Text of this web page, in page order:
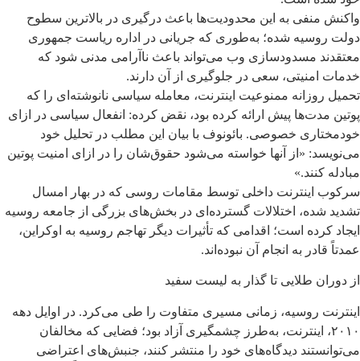
واکنش منفی به این محدودیت‌ها باعث درگیری در بالاترین سطوح
دولت روسیه شده؛ به‌طوری که جریانی در اداره ریاست جمهوری
معتقدند مسدودسازی وب می‌تواند باعث ناآرامی مدنی شود که
خدمات امنیتی، سعی در جلوگیری از آن دارند.
تحمیل روزانه ممنوعیت اینترنت، معامله سیاسی نانوشته‌ای را که
پوتین مدت‌ها پیش ارائه کرده بود، نقض کرده: انفعال سیاسی در ازای
خودمختاری خصوصی. بائونوف با بیان این مطلب در تحلیل خود
می‌نویسد: «از آنها خواسته می‌شود حقوق‌شان را در ازای امنیت پوتین
مبادله کنند.»
سرکوب اینترنت داخلی توسط مقامات روسی که در بهار امسال
تشدید شده، اختلالات گسترده‌ای در بخش‌های بزرگی از جامعه روسیه
ایجاد کرده است؛ اقدامی که تأثیرات دیگر تهاجم روسیه به اوکراین،
عمدتاً قادر به انجام آن نبوده‌اند.
از دوران طلایی تا گذار به لیست سفید
اینترنت روسیه، زمانی مسیری متفاوت را طی می‌کرد. در اوایل دهه
۲۰۱۰، اینترنت، به‌طرز چشمگیری آزاد بود؛ فضایی که مخالفان
می‌توانستند دیدگاه‌های خود را منتشر کنند، جنبش‌های اعتراضی